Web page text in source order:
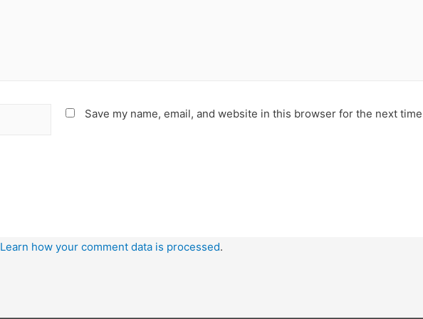
Save my name, email, and website in this browser for the next
Learn how your comment data is processed.